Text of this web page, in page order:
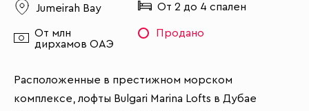
Jumeirah Bay От 2 до 4 спален
От млн
дирхамов ОАЭ
Продано
Расположенные в престижном морском
комплексе, лофты Bulgari Marina Lofts в Дубае